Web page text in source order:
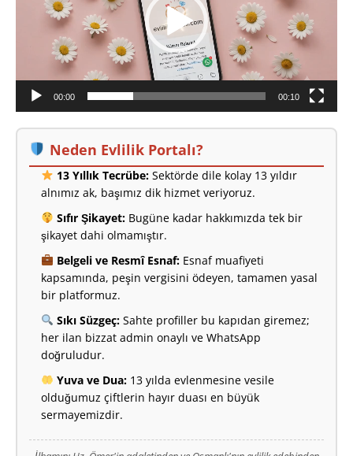
00:00 00:10
Neden Evlilik Portalı?
13 Yıllık Tecrübe:Sektörde dile kolay 13 yıldır
alnımız ak, başımız dik hizmet veriyoruz.
Sıfır Şikayet:Bugüne kadar hakkımızda tek bir
şikayet dahi olmamıştır.
Belgeli ve Resmî Esnaf:Esnaf muafiyeti
kapsamında, peşin vergisini ödeyen, tamamen yasal
bir platformuz.
Sıkı Süzgeç:Sahte profiller bu kapıdan giremez;
her ilan bizzat admin onaylı ve WhatsApp
doğruludur.
Yuva ve Dua:13 yılda evlenmesine vesile
olduğumuz çiftlerin hayır duası en büyük
sermayemizdir.